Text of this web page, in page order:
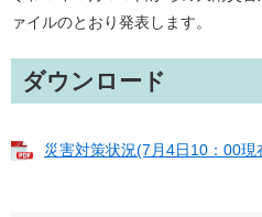
ァイルのとおり発表します。
ダウンロード
災害対策状況(7月4日10：00